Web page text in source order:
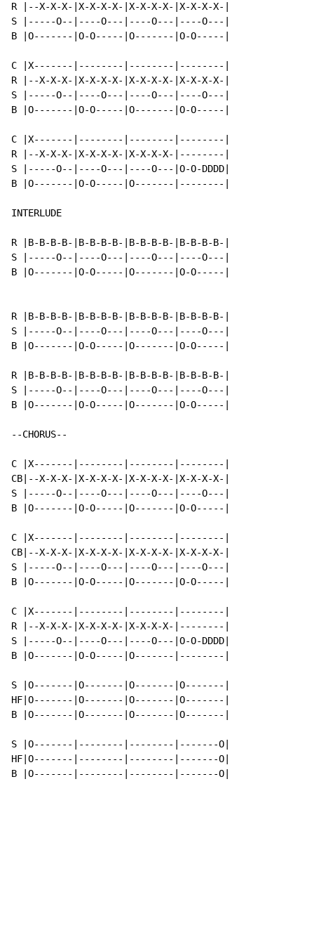
R |--X-X-X-|X-X-X-X-|X-X-X-X-|X-X-X-X-|
S |-----O--|----O---|----O---|----O---|
B |O-------|O-O-----|O-------|O-O-----|
C |X-------|--------|--------|--------|
R |--X-X-X-|X-X-X-X-|X-X-X-X-|X-X-X-X-|
S |-----O--|----O---|----O---|----O---|
B |O-------|O-O-----|O-------|O-O-----|
C |X-------|--------|--------|--------|
R |--X-X-X-|X-X-X-X-|X-X-X-X-|--------|
S |-----O--|----O---|----O---|O-O-DDDD|
B |O-------|O-O-----|O-------|--------|
INTERLUDE
R |B-B-B-B-|B-B-B-B-|B-B-B-B-|B-B-B-B-|
S |-----O--|----O---|----O---|----O---|
B |O-------|O-O-----|O-------|O-O-----|
R |B-B-B-B-|B-B-B-B-|B-B-B-B-|B-B-B-B-|
S |-----O--|----O---|----O---|----O---|
B |O-------|O-O-----|O-------|O-O-----|
R |B-B-B-B-|B-B-B-B-|B-B-B-B-|B-B-B-B-|
S |-----O--|----O---|----O---|----O---|
B |O-------|O-O-----|O-------|O-O-----|
--CHORUS--
C |X-------|--------|--------|--------|
CB|--X-X-X-|X-X-X-X-|X-X-X-X-|X-X-X-X-|
S |-----O--|----O---|----O---|----O---|
B |O-------|O-O-----|O-------|O-O-----|
C |X-------|--------|--------|--------|
CB|--X-X-X-|X-X-X-X-|X-X-X-X-|X-X-X-X-|
S |-----O--|----O---|----O---|----O---|
B |O-------|O-O-----|O-------|O-O-----|
C |X-------|--------|--------|--------|
R |--X-X-X-|X-X-X-X-|X-X-X-X-|--------|
S |-----O--|----O---|----O---|O-O-DDDD|
B |O-------|O-O-----|O-------|--------|
S |O-------|O-------|O-------|O-------|
HF|O-------|O-------|O-------|O-------|
B |O-------|O-------|O-------|O-------|
S |O-------|--------|--------|-------O|
HF|O-------|--------|--------|-------O|
B |O-------|--------|--------|-------O|